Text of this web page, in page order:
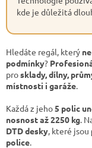
kde je důležitá
Hledáte regál, který
podmínky?
prosklady, dílny,
místnosti i garáže.
Každá z jeho5 polic
nosnost až 2250 kg.
DTD desky, které jsou
police.